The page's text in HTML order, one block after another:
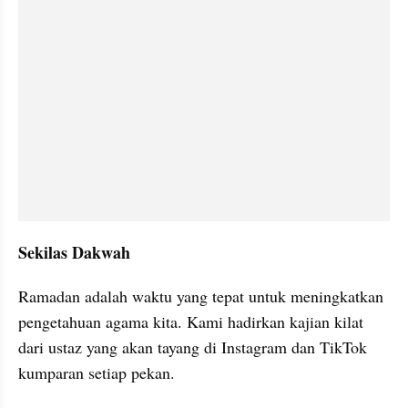
Sekilas Dakwah
Ramadan adalah waktu yang tepat untuk meningkatkan
pengetahuan agama kita. Kami hadirkan kajian kilat
dari ustaz yang akan tayang di Instagram dan TikTok
kumparan setiap pekan.